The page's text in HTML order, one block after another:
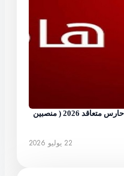
النتائج النهائية للالتحاق بمنصب شغل حارس متعاقد 2026 ( منصبين
22 يوليو 2026